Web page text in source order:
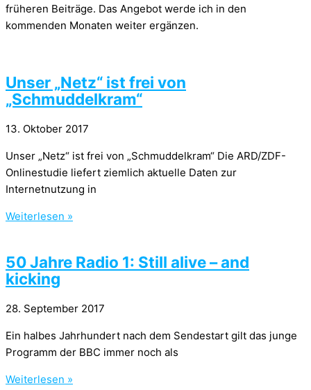
früheren Beiträge. Das Angebot werde ich in den
kommenden Monaten weiter ergänzen.
Unser „Netz“ ist frei von
„Schmuddelkram“
13. Oktober 2017
Unser „Netz“ ist frei von „Schmuddelkram“ Die ARD/ZDF-
Onlinestudie liefert ziemlich aktuelle Daten zur
Internetnutzung in
Weiterlesen »
50 Jahre Radio 1: Still alive – and
kicking
28. September 2017
Ein halbes Jahrhundert nach dem Sendestart gilt das junge
Programm der BBC immer noch als
Weiterlesen »